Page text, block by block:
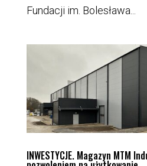
Fundacji im. Bolesława...
INWESTYCJE. Magazyn MTM